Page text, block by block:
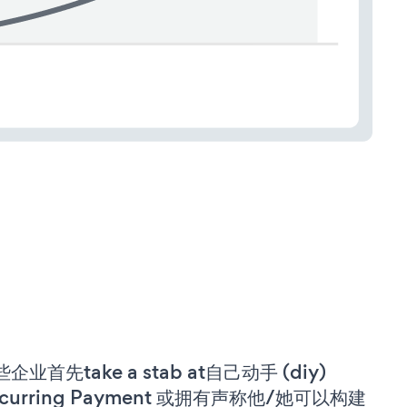
企业首先take a stab at自己动手 (diy)
Payment 或拥有声称他/她可以构建